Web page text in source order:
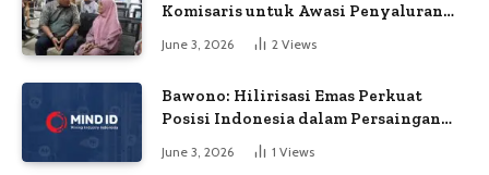
Komisaris untuk Awasi Penyaluran
June 3, 2026 2 Views
Bawono: Hilirisasi Emas Perkuat
Posisi Indonesia dalam Persaingan
Industri Global
June 3, 2026 1 Views